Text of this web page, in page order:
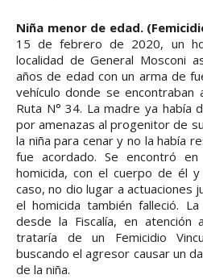
Niña menor de edad.
15 de febrero de 2020, un
localidad de General Mosconi
años de edad con un arma de
vehículo donde se encontraban
Ruta N° 34. La madre ya había
por amenazas al progenitor de
la niña para cenar y no la había
fue acordado. Se encontró
homicida, con el cuerpo de él
caso, no dio lugar a actuaciones
el homicida también falleció.
desde la Fiscalía, en
trataría de un Femicidio
buscando el agresor causar un
de la niña.